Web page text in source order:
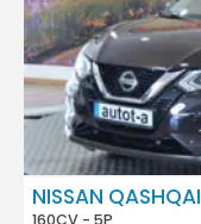
NISSAN QASHQAI
160CV - 5P